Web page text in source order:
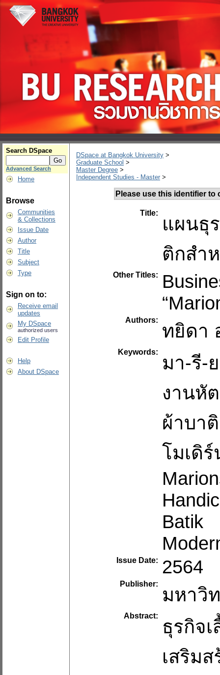
Search DSpace
Advanced Search
Home
Browse
Communities
& Collections
Issue Date
Author
Title
Subject
Type
Sign on to:
Receive email
updates
My DSpace
authorized users
Edit Profile
Help
About DSpace
DSpace at Bangkok University >
Graduate School >
Master Degree >
Independent Studies - Master >
Please use this identifier
Title:
แผนธุ
ติกสำ
Other Titles:
Authors:
ทยิดา
Keywords:
มา-รี-
งานหั
ผ้าบา
โมเดิ
Batik
Issue Date: 2564
Publisher:
มหาวิ
Abstract:
ธุรกิจ
เสริม